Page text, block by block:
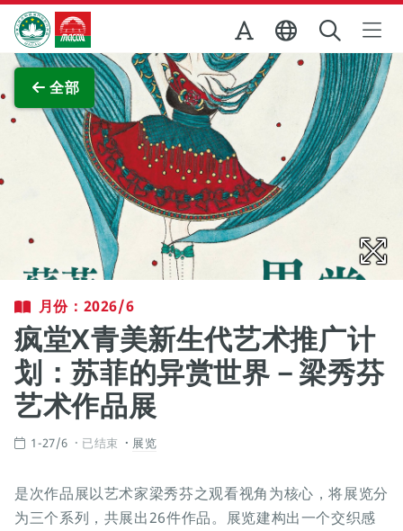
跳至主内容
澳门特别行政区政府旅游局
全部
查看原图
月份：2026/6
疯堂X青美新生代艺术推广计
划：苏菲的异赏世界－梁秀芬
艺术作品展
1-27/6 已结束 展览
是次作品展以艺术家梁秀芬之观看视角为核心，将展览分
为三个系列，共展出26件作品。展览建构出一个交织感